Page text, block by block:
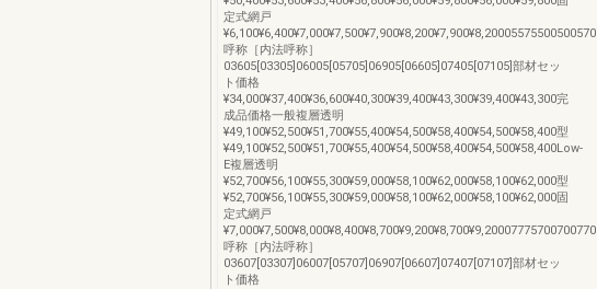
定式網戸
¥6,100¥6,400¥7,000¥7,500¥7,900¥8,200¥7,900¥8,20005575500500570
呼称［内法呼称］
03605[03305]06005[05705]06905[06605]07405[07105]部材セッ
ト価格
¥34,000¥37,400¥36,600¥40,300¥39,400¥43,300¥39,400¥43,300完
成品価格一般複層透明
¥49,100¥52,500¥51,700¥55,400¥54,500¥58,400¥54,500¥58,400型
¥49,100¥52,500¥51,700¥55,400¥54,500¥58,400¥54,500¥58,400Low-
E複層透明
¥52,700¥56,100¥55,300¥59,000¥58,100¥62,000¥58,100¥62,000型
¥52,700¥56,100¥55,300¥59,000¥58,100¥62,000¥58,100¥62,000固
定式網戸
¥7,000¥7,500¥8,000¥8,400¥8,700¥9,200¥8,700¥9,20007775700700770
呼称［内法呼称］
03607[03307]06007[05707]06907[06607]07407[07107]部材セッ
ト価格